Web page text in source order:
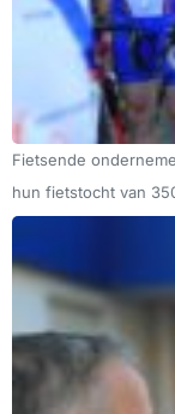
Fietsende
hun fietstocht van